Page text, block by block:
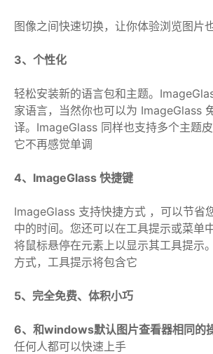
图像之间快速切换，让你体验浏览图片
3、个性化
轻松安装新的语言包和主题。
家语言，当然你也可以为 ImageGlass
译。ImageGlass 同样也支持多个主题
它不再感觉单调
4、ImageGlass 快捷键
ImageGlass 支持快捷方式 ，可以节省
中的时间。您还可以在工具提示或菜单
将鼠标悬停在元素上以显示其工具提示
方式，工具提示将包含它
5、完全免费、体积小巧
6、和windows默认图片查看器相同的
任何人都可以快速上手